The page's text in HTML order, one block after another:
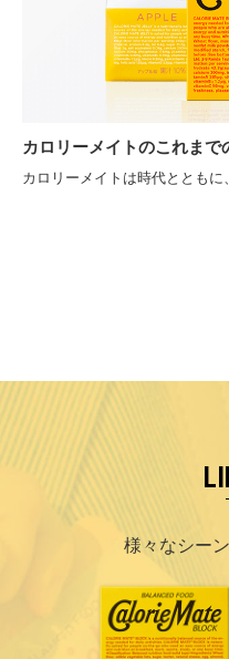
カロリーメイトのこれまで
カロリーメイトは時代とともに
様々なシー